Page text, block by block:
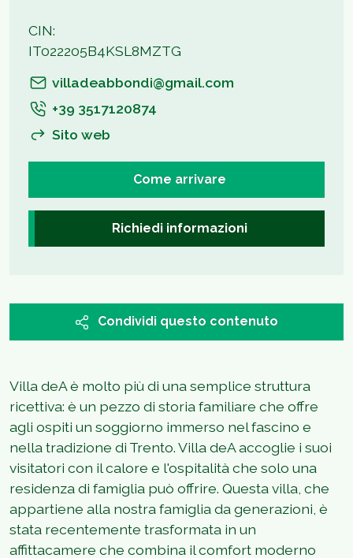
Villa deA è molto più di una semplice struttura
ricettiva: è un pezzo di storia familiare che offre
agli ospiti un soggiorno immerso nel fascino e
nella tradizione di Trento. Villa deA accoglie i suoi
visitatori con il calore e l'ospitalità che solo una
residenza di famiglia può offrire. Questa villa, che
appartiene alla nostra famiglia da generazioni, è
stata recentemente trasformata in un
affittacamere che combina il comfort moderno
CIN:
IT022205B4KSL8MZTG
villadeabbondi@gmail.com
+39 3517120874
Sito web
Come arrivare
Richiedi informazioni
Condividi questo contenuto